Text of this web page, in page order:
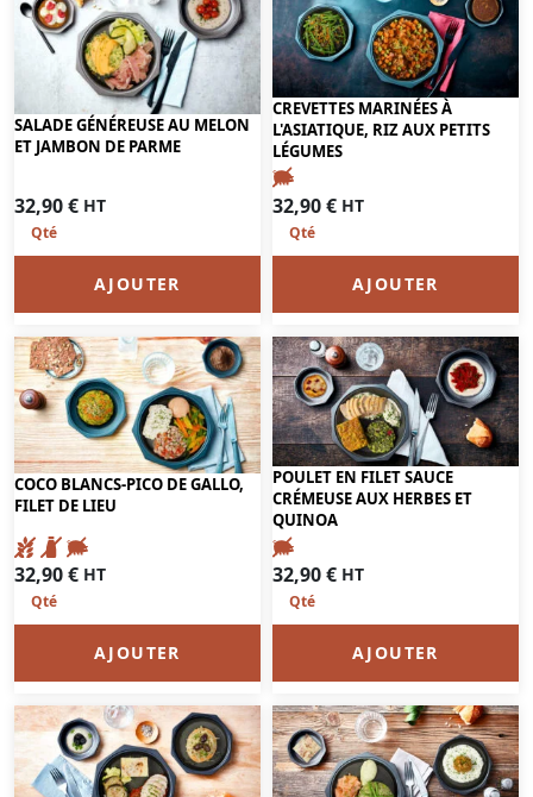
SALADE GÉNÉREUSE AU MELON
ET JAMBON DE PARME
32,90€ HT
AJOUTER
CREVETTES MARINÉES À
L'ASIATIQUE, RIZ AUX PETITS
LÉGUMES
32,90€ HT
AJOUTER
COCO BLANCS-PICO DE GALLO,
FILET DE LIEU
32,90€ HT
AJOUTER
POULET EN FILET SAUCE
CRÉMEUSE AUX HERBES ET
QUINOA
32,90€ HT
AJOUTER